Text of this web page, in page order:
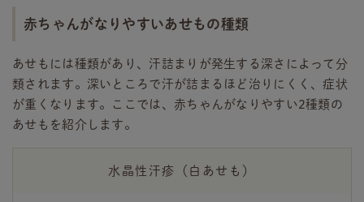
赤ちゃんがなりやすいあせもの種類
あせもには種類があり、汗詰まりが発生する深さによって分
類されます。深いところで汗が詰まるほど治りにくく、症状
が重くなります。ここでは、赤ちゃんがなりやすい2種類の
あせもを紹介します。
水晶性汗疹（白あせも）